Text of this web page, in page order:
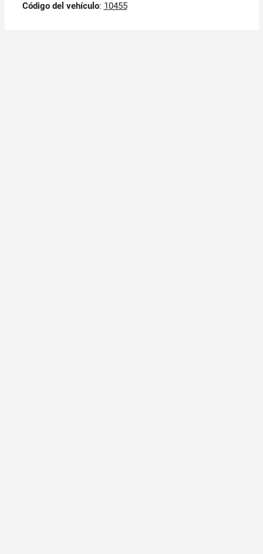
Código del vehículo: 10455